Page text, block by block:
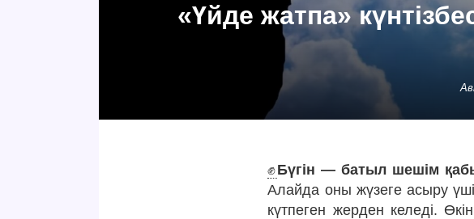
«Үйде жатпа»
✊Бүгін — батыл шешім
Алайда оны жүзеге асыру
күтпеген жерден келеді.